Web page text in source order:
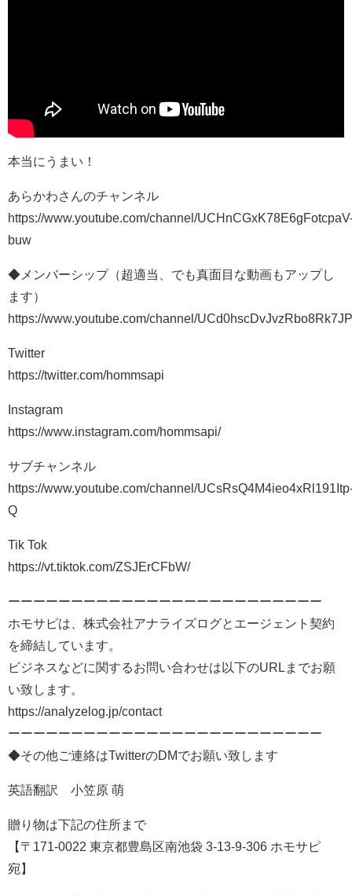
本当にうまい！
あらかわさんのチャンネル
https://www.youtube.com/channel/
buw
◆メンバーシップ（超適当、でも真面目な動画もアップし
ます）
https://www.youtube.com/channel/
Twitter
https://twitter.com/hommsapi
Instagram
https://www.instagram.com/hommsapi/
サブチャンネル
https://www.youtube.com/channel/
Q
Tik Tok
https://vt.tiktok.com/ZSJErCFbW/
ーーーーーーーーーーーーーーーーーーーーーーーーー
ホモサピは、株式会社アナライズログとエージェント契約
を締結しています。
ビジネスなどに関するお問い合わせは以下のURLまでお願
い致します。
https://analyzelog.jp/contact
ーーーーーーーーーーーーーーーーーーーーーーーーー
◆その他ご連絡はTwitterのDMでお願い致します
英語翻訳 小笠原 萌
贈り物は下記の住所まで
【〒171-0022 東京都豊島区南池袋 3-13-9-306 ホモサピ
宛】